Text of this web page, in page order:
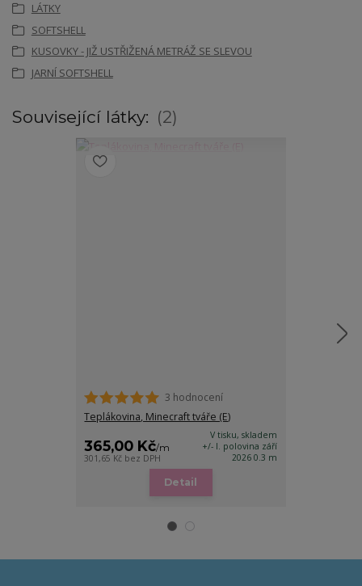
LÁTKY
SOFTSHELL
KUSOVKY - JIŽ USTŘIŽENÁ METRÁŽ SE SLEVOU
JARNÍ SOFTSHELL
Související látky: 2
3 hodnocení
Teplákovina, Minecraft tváře (E)
365,00 Kč/m
301,65 Kč bez DPH
V tisku, skladem
+/- I. polovina září
2026 0.3 m
Detail